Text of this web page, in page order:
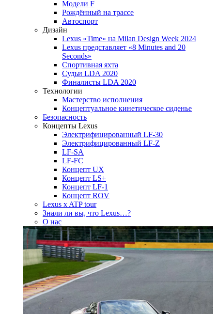
Модели F
Рождённый на трассе
Автоспорт
Дизайн
Lexus «Time» на Milan Design Week 2024
Lexus представляет «8 Minutes and 20
Seconds»
Спортивная яхта
Судьи LDA 2020
Финалисты LDA 2020
Технологии
Мастерство исполнения
Концептуальное кинетическое сиденье
Безопасность
Концепты Lexus
Электрифицированный LF-30
Электрифицированный LF-Z
LF-SA
LF-FC
Концепт UX
Концепт LS+
Концепт LF-1
Концепт ROV
Lexus x ATP tour
Знали ли вы, что Lexus…?
О нас